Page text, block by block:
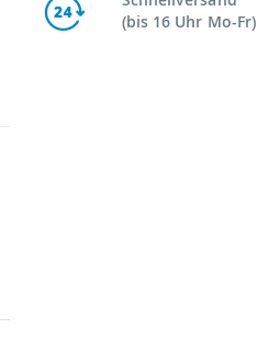
(bis 16 Uhr Mo-Fr)